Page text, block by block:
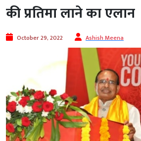
की प्रतिमा लाने का एलान
October 29, 2022 Ashish Meena